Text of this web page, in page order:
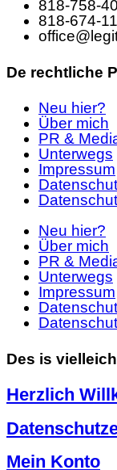
818-758-
818-674-
De rechtliche
Neu hier?
Über mich
PR &
Unterwegs
Impressum
Neu hier?
Über mich
PR &
Unterwegs
Impressum
Des is
Herzlich
Mein Konto